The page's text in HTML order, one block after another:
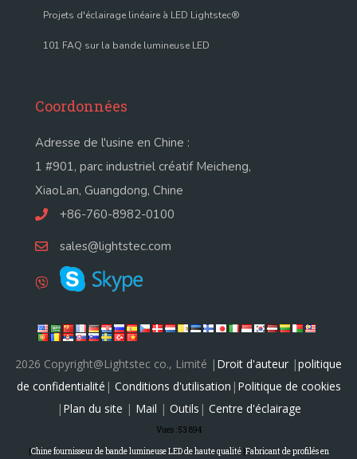
Projets d'éclairage linéaire à LED Lightstec®
101 FAQ sur la bande lumineuse LED
Coordonnées
Adresse de l'usine en Chine :
1 #901, parc industriel créatif Meicheng,
XiaoLan, Guangdong, Chine
+86-760-8982-0100
sales@lightstec.com
2026 Copyright@Lightstec co., Limité | Droit d'auteur |politique
de confidentialité | Conditions d'utilisation | Politique de cookies
| Plan du site | Mail | Outils | Centre d'éclairage
Vues :53 894
Chine fournisseur de bande lumineuse LED de haute qualité| Fabricant de profilés en